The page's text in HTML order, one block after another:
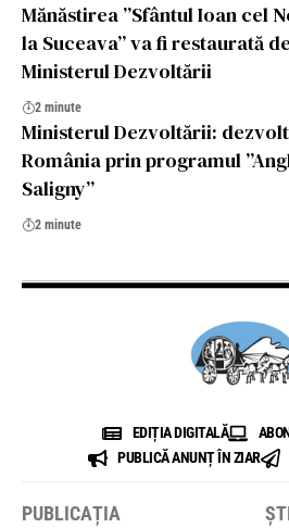
Mănăstirea ”Sfântul Ioan cel
la Suceava” va fi restaurată de
Ministerul Dezvoltării
2 minute
Ministerul Dezvoltării:
România prin programul
Saligny”
2 minute
EDIȚIA DIGITALĂ
PUBLICĂ ANUNȚ ÎN ZIAR
PUBLICAȚIA